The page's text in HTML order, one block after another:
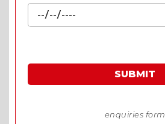
SUBMIT
enquiries form